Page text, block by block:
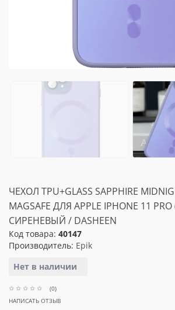
ЧЕХОЛ TPU+GLASS SAPPHIRE
MAGSAFE ДЛЯ APPLE IPHONE 11 PRO
СИРЕНЕВЫЙ / DASHEEN
Код товара: 40147
Производитель: Epik
Нет в наличии
(0)
НАПИСАТЬ ОТЗЫВ